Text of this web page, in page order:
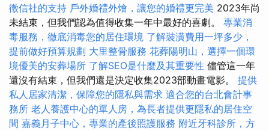
徵信社的支持 戶外婚禮外燴，讓您的婚禮更完美 2023年尚
未結束，但我們認為值得收集一年中最好的喜劇。 專業消
毒服務，徹底消毒您的居住環境 了解裝潢費用一坪多少，
提前做好預算規劃 大里整骨服務 花葬陽明山，選擇一個環
境優美的安葬場所 了解SEO是什麼及其重要性 儘管這一年
還沒有結束，但我們還是決定收集2023部動畫電影。 提供
私人居家清潔，保障您的隱私與需求 適合您的台北會計事
務所 老人養護中心的單人房，為長者提供更隱私的居住空
間 嘉義月子中心，專業的產後照護服務 附近牙科診所，方